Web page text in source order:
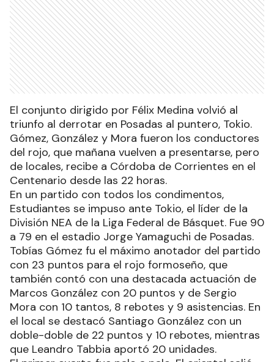
El conjunto dirigido por Félix Medina volvió al
triunfo al derrotar en Posadas al puntero, Tokio.
Gómez, González y Mora fueron los conductores
del rojo, que mañana vuelven a presentarse, pero
de locales, recibe a Córdoba de Corrientes en el
Centenario desde las 22 horas.
En un partido con todos los condimentos,
Estudiantes se impuso ante Tokio, el líder de la
División NEA de la Liga Federal de Básquet. Fue 90
a 79 en el estadio Jorge Yamaguchi de Posadas.
Tobías Gómez fu el máximo anotador del partido
con 23 puntos para el rojo formoseño, que
también contó con una destacada actuación de
Marcos González con 20 puntos y de Sergio
Mora con 10 tantos, 8 rebotes y 9 asistencias. En
el local se destacó Santiago González con un
doble-doble de 22 puntos y 10 rebotes, mientras
que Leandro Tabbia aportó 20 unidades.